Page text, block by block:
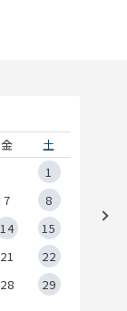
金
土
1
7
8
14
15
21
22
28
29